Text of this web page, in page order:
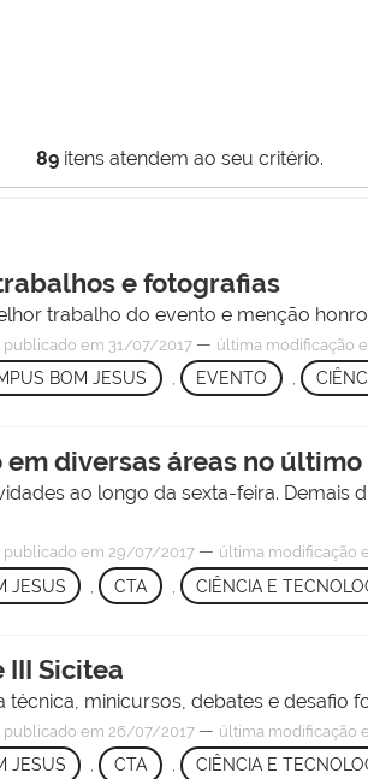
89itens atendem ao seu critério.
e fotografias
trabalho do evento e menção
publicado em 31/07/2017 — última modificação
BOM JESUS , EVENTO
diversas áreas no último
ao longo da sexta-feira. Demais
publicado em 29/07/2017 — última modificação
JESUS , CTA , CIÊNCIA E
III Sicitea
minicursos, debates e desafio
publicado em 26/07/2017 — última modificação
JESUS , CTA , CIÊNCIA E